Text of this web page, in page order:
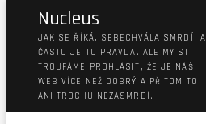
Nucleus
JAK SE ŘÍKÁ, SEBECHVÁLA SMRDÍ. A
ČASTO JE TO PRAVDA. ALE MY SI
TROUFÁME PROHLÁSIT, ŽE JE NÁŠ
WEB VÍCE NEŽ DOBRÝ A PŘITOM TO
ANI TROCHU NEZASMRDÍ.